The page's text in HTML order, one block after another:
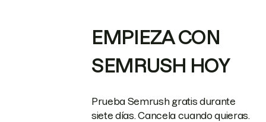
EMPIEZA CON
SEMRUSH HOY
Prueba Semrush gratis durante
siete días. Cancela cuando quieras.